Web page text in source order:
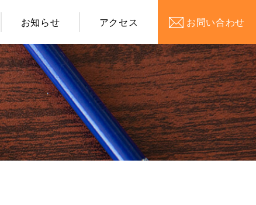
お知らせ アクセス お問い合わせ